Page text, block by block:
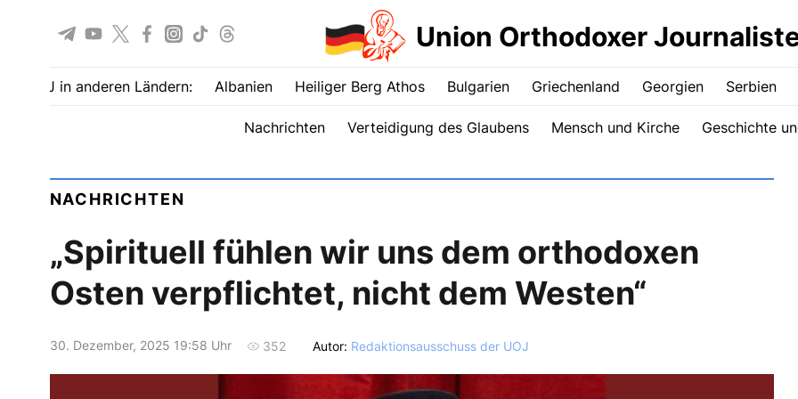
Union Orthodoxer
UOJ in anderen Ländern: Albanien Heiliger Berg Athos Bulgarien Griechenland Georgien Serbien
Nachrichten Verteidigung des Glaubens Mensch und Kirche Geschichte
NACHRICHTEN
„Spirituell fühlen wir uns dem orthodoxen
Osten verpflichtet, nicht dem Westen“
30. Dezember, 2025 19:58 Uhr 352 Autor: Redaktionsausschuss der UOJ